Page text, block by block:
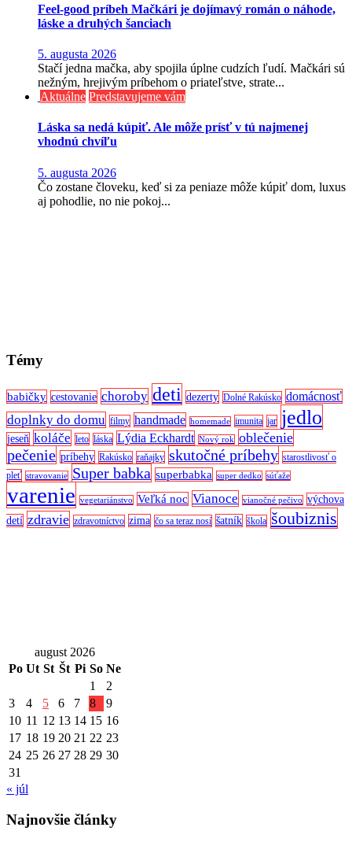
Feel-good príbeh Mačkári je dojímavý román o náhode,
láske a druhých šanciach
5. augusta 2026
Stačí jedna mačka, aby spojila úplne cudzích ľudí. Mačkári sú
nežným, hrejivým príbehom o priateľstve, strate...
Aktuálne Predstavujeme vám
Láska sa nedá kúpiť. Ale môže prísť v tú najmenej
vhodnú chvíľu
5. augusta 2026
Čo zostane človeku, keď si za peniaze môže kúpiť dom, luxus
aj pohodlie, no nie pokoj...
Témy
babičky cestovanie choroby deti dezerty Dolné Rakúsko domácnosť
doplnky do domu filmy handmade homemade imunita jar jedlo
jeseň koláče leto láska Lýdia Eckhardt Nový rok oblečenie
pečenie príbehy Rakúsko raňajky skutočné príbehy starostlivosť o
pleť stravovanie Super babka superbabka super dedko súťaže
varenie vegetariánstvo Veľká noc Vianoce vianočné pečivo
výchova
detí zdravie zdravotníctvo zima čo sa teraz nosí šatník škola šoubiznis
august 2026
Po Ut St Št Pi So Ne
1
2
3
4 5 6 7 8
9
10 11 12 13 14 15 16
17 18 19 20 21 22 23
24 25 26 27 28 29 30
31
« júl
Najnovšie články